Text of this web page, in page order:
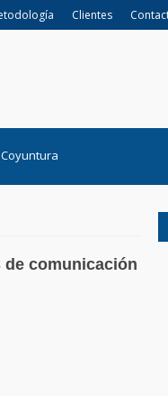
Clientes
Coyuntura
de comunicación